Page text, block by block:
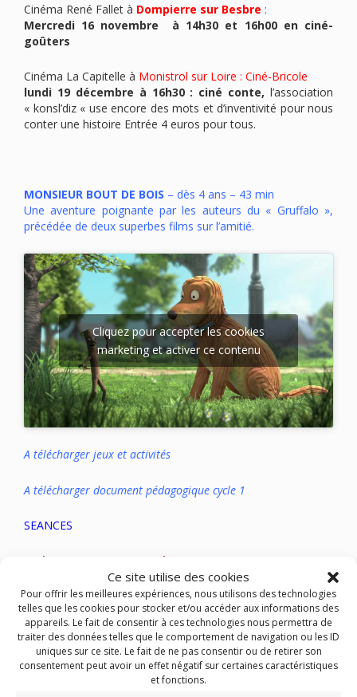
Ce site utilise des cookies
Pour offrir les meilleures expériences, nous utilisons des technologies
telles que les cookies pour stocker et/ou accéder aux informations des
appareils. Le fait de consentir à ces technologies nous permettra de
traiter des données telles que le comportement de navigation ou les ID
uniques sur ce site. Le fait de ne pas consentir ou de retirer son
consentement peut avoir un effet négatif sur certaines caractéristiques
et fonctions.
Cinéma René Fallet à Dompierre sur Besbre :
Mercredi 16 novembre à 14h30 et 16h00 en ciné-
goûters
Cinéma La Capitelle à Monistrol sur Loire : Ciné-Bricole
lundi 19 décembre à 16h30 : ciné conte, l’association
« konsl’diz « use encore des mots et d’inventivité pour nous
conter une histoire Entrée 4 euros pour tous.
MONSIEUR BOUT DE BOIS – dès 4 ans – 43 min
Une aventure poignante par les auteurs du « Gruffalo »,
précédée de deux superbes films sur l’amitié.
Cliquez pour accepter les cookies
marketing et activer ce contenu
A télécharger jeux et activités
A télécharger document pédagogique cycle 1
SEANCES
Cinéma La Viouze aux
Ancizes-Comps
Mercredi 5/10 à 17h30
Samedi 8/10 à 15h
Dimanche 9/10 à 15h
Cinéma Le Rio àClermont-Ferrand
Mercredi 12 octobre à 16h15
Samedi 15 octobre à 15h30